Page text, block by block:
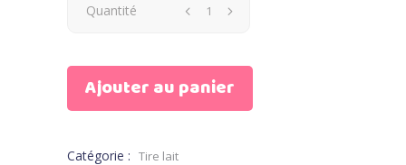
Quantité
Ajouter au panier
Catégorie : Tire lait